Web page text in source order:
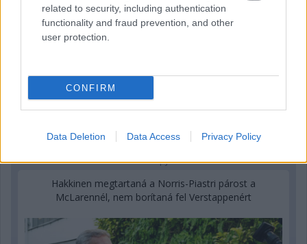
related to security, including authentication
functionality and fraud prevention, and other
user protection.
CONFIRM
Data Deletion Data Access Privacy Policy
2 napja
Hakkinen megtartaná a Norris-Piastri párost a
McLarennél, nem borítaná fel Verstappenért